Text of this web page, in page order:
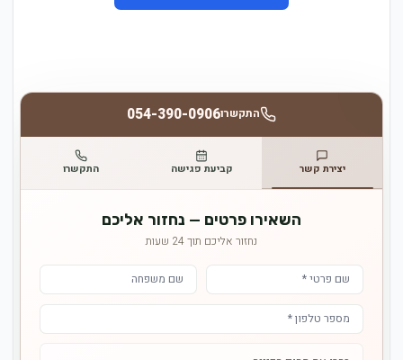
התקשרו054-390-0906
יצירת קשר קביעת פגישה התקשרו
השאירו פרטים — נחזור אליכם
נחזור אליכם תוך 24 שעות